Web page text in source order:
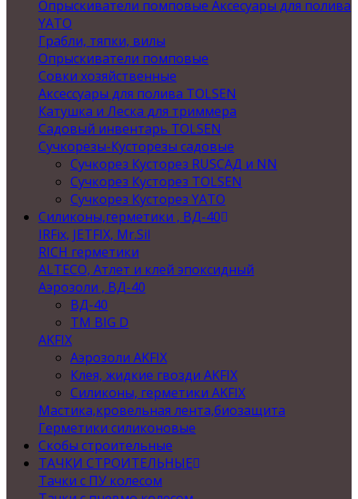
Опрыскиватели помповые Аксесуары для полива
YATO
Грабли, тяпки, вилы
Опрыскиватели помповые
Совки хозяйственные
Аксессуары для полива TOLSEN
Катушка и Леска для триммера
Садовый инвентарь TOLSEN
Сучкорезы-Кусторезы садовые
Сучкорез Кусторез RUSСАД и NN
Сучкорез Кусторез TOLSEN
Сучкорез Кусторез YATO
Силиконы,герметики , ВД-40
IRFix, JETFIX, Mr.Sil
RICH герметики
ALTECO, Атлет и клей эпоксидный
Аэрозоли , ВД-40
ВД-40
TM BIG D
AKFIX
Аэрозоли AKFIX
Клея, жидкие гвозди AKFIX
Силиконы, герметики AKFIX
Мастика,кровельная лента,биозащита
Герметики силиконовые
Скобы строительные
ТАЧКИ СТРОИТЕЛЬНЫЕ
Тачки с ПУ колесом